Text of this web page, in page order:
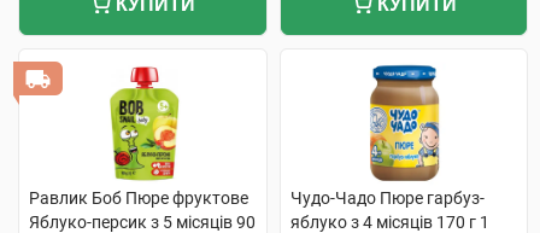
КУПИТИ КУПИТИ
Равлик Боб Пюре фруктове
Яблуко-персик з 5 місяців 90
Чудо-Чадо Пюре гарбуз-
яблуко з 4 місяців 170 г 1